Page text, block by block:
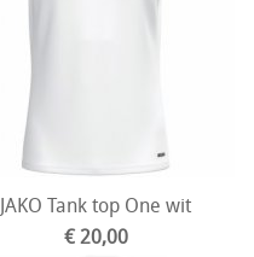
JAKO Tank top One wit
€ 20,00